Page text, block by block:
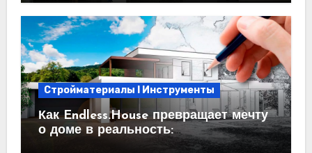
Стройматериалы l Инструменты
Как Endless.House превращает мечту
о доме в реальность:
проектирование под ключ